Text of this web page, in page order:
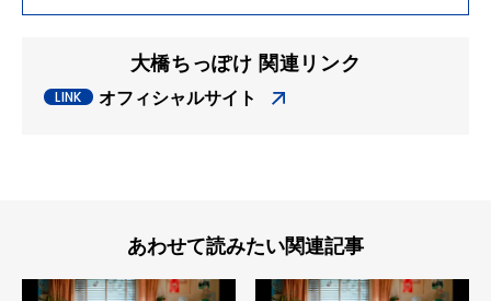
大橋ちっぽけ 関連リンク
オフィシャルサイト
あわせて読みたい関連記事